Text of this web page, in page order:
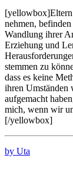
[yellowbox]Eltern
nehmen,
Wandlung ihrer
Erziehung und
stemmen zu
dass es keine
ihren Umständen
aufgemacht
mich, wenn wir
[/yellowbox]
by Uta